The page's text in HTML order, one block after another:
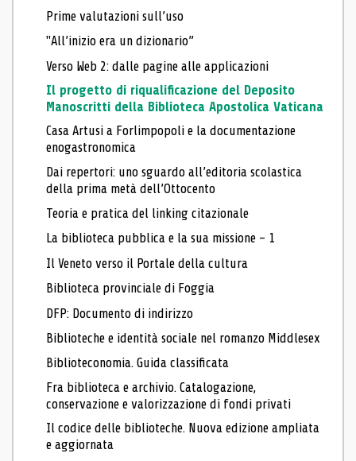
Prime valutazioni sull’uso
"All’inizio era un dizionario”
Verso Web 2: dalle pagine alle applicazioni
Il progetto di riqualificazione del Deposito
Manoscritti della Biblioteca Apostolica Vaticana
Casa Artusi a Forlimpopoli e la documentazione
enogastronomica
Dai repertori: uno sguardo all’editoria scolastica
della prima metà dell’Ottocento
Teoria e pratica del linking citazionale
La biblioteca pubblica e la sua missione – 1
Il Veneto verso il Portale della cultura
Biblioteca provinciale di Foggia
DFP: Documento di indirizzo
Biblioteche e identità sociale nel romanzo Middlesex
Biblioteconomia. Guida classificata
Fra biblioteca e archivio. Catalogazione,
conservazione e valorizzazione di fondi privati
Il codice delle biblioteche. Nuova edizione ampliata
e aggiornata